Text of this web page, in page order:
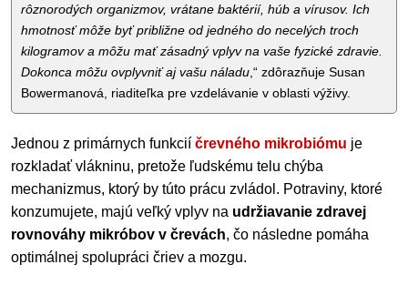
rôznorodých organizmov, vrátane baktérií, húb a vírusov. Ich
hmotnosť môže byť približne od jedného do necelých troch
kilogramov a môžu mať zásadný vplyv na vaše fyzické zdravie.
Dokonca môžu ovplyvniť aj vašu náladu ,“ zdôrazňuje Susan
Bowermanová, riaditeľka pre vzdelávanie v oblasti výživy.
Jednou z primárnych funkcií črevného mikrobiómu je
rozkladať vlákninu, pretože ľudskému telu chýba
mechanizmus, ktorý by túto prácu zvládol. Potraviny, ktoré
konzumujete, majú veľký vplyv na udržiavanie zdravej
rovnováhy mikróbov v črevách, čo následne pomáha
optimálnej spolupráci čriev a mozgu.